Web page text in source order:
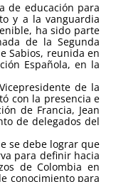
de educación para
y a la vanguardia
ha sido parte
de la Segunda
Sabios, reunida en
Española, en la
de la
con la presencia e
de Francia, Jean
de delegados del
se debe lograr que
para definir hacia
de Colombia en
conocimiento para